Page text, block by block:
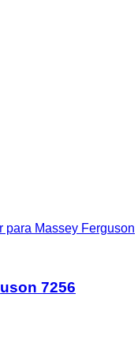
para Massey Ferguson
7256